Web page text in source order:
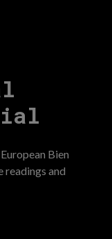
European Bien
readings and